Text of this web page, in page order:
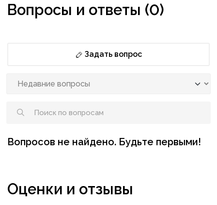
Вопросы и ответы (0)
Задать вопрос
Вопросов не найдено. Будьте первыми!
Оценки и отзывы